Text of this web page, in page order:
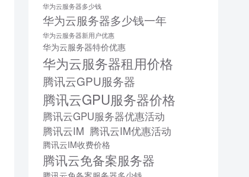
华为云服务器多少钱
华为云服务器多少钱一年
华为云服务器新用户优惠
华为云服务器特价优惠
华为云服务器租用价格
腾讯云GPU服务器
腾讯云GPU服务器价格
腾讯云GPU服务器优惠活动
腾讯云IM 腾讯云IM优惠活动
腾讯云IM收费价格
腾讯云免备案服务器